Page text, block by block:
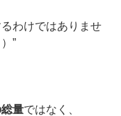
わけではありませ
”
量ではなく、